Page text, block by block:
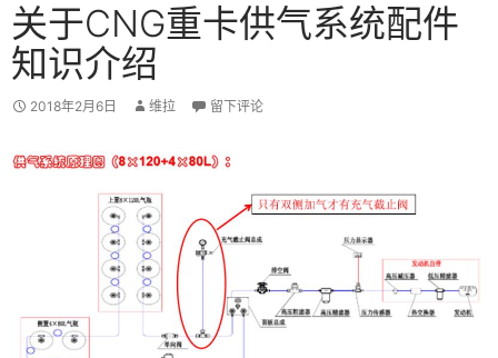
关于CNG重卡供气系统配件
知识介绍
2018年2月6日 维拉 留下评论